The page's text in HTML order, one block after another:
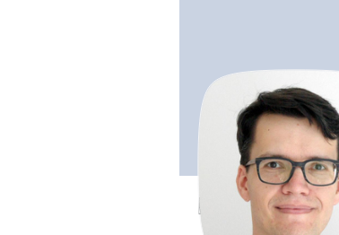
Ingo Breßler